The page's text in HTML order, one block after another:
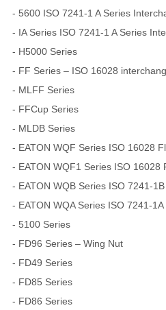
- 5600 ISO 7241-1 A Series
- IA Series ISO 7241-1 A Series
- H5000 Series
- FF Series – ISO 16028
- MLFF Series
- FFCup Series
- MLDB Series
- EATON WQF Series ISO 16028
- EATON WQF1 Series ISO 16028
- EATON WQB Series ISO 7241-
- EATON WQA Series ISO 7241-
- 5100 Series
- FD96 Series – Wing Nut
- FD49 Series
- FD85 Series
- FD86 Series